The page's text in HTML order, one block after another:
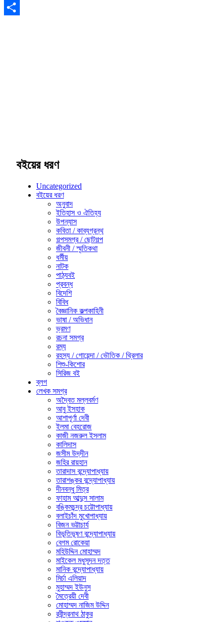
Email
বইয়ের ধরণ
Uncategorized
বইয়ের ধরণ
অনুবাদ
ইতিহাস ও ঐতিহ্য
উপন্যাস
কবিতা / কাব্যগ্রন্থ
গল্পসমগ্র / ছোটগল্প
জীবনী / স্মৃতিকথা
ধর্মীয়
নাটক
পাঠ্যবই
প্রবন্ধ
বিদেশি
বিবিধ
বৈজ্ঞানিক কল্পকাহিনী
ভাষা / অভিধান
ভ্রমণ
রচনা সমগ্র
রম্য
রহস্য / গোয়েন্দা / ভৌতিক / থ্রিলার
শিশু-কিশোর
সিরিজ বই
ব্লগ
লেখক সমগ্র
অদ্বৈত মল্লবর্মণ
আবু ইসহাক
আশাপূর্ণা দেবী
ইলমা বেহরোজ
কাজী নজরুল ইসলাম
কালিদাস
জসীম উদ্‌দীন
জহির রায়হান
তারাদাস বন্দ্যোপাধ্যায়
তারাশঙ্কর বন্দ্যোপাধ্যায়
দীনবন্ধু মিত্র
ফাহাম আব্দুস সালাম
বঙ্কিমচন্দ্র চট্টোপাধ্যায়
বলাইচাঁদ মুখোপাধ্যায়
বিজন ভট্টাচার্য
বিভূতিভূষণ বন্দ্যোপাধ্যায়
বেগম রোকেয়া
মহিউদ্দিন মোহাম্মদ
মাইকেল মধুসূদন দত্ত
মানিক বন্দ্যোপাধ্যায়
মির্চা এলিয়াদ
মুহাম্মদ ইউনুস
মৈত্রেয়ী দেবী
মোহাম্মদ নাজিম উদ্দিন
রবীন্দ্রনাথ ঠাকুর